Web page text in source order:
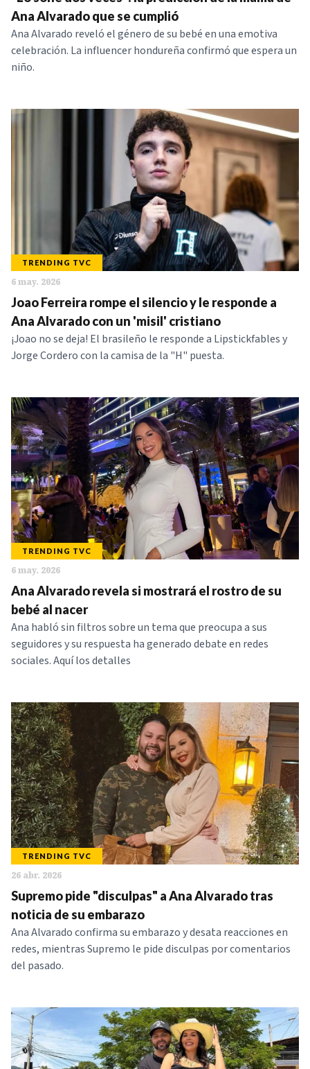
NOTICIAS
SERIES
Ana Alvarado que se cumplió
Ana Alvarado reveló el género de su bebé en una emotiva
celebración. La influencer hondureña confirmó que espera un
niño.
TRENDING TVC
6 may. 2026
Joao Ferreira rompe el silencio y le responde a
Ana Alvarado con un 'misil' cristiano
¡Joao no se deja! El brasileño le responde a Lipstickfables y
Jorge Cordero con la camisa de la "H" puesta.
TRENDING TVC
6 may. 2026
Ana Alvarado revela si mostrará el rostro de su
bebé al nacer
Ana habló sin filtros sobre un tema que preocupa a sus
seguidores y su respuesta ha generado debate en redes
sociales. Aquí los detalles
TRENDING TVC
26 abr. 2026
Supremo pide "disculpas" a Ana Alvarado tras
noticia de su embarazo
Ana Alvarado confirma su embarazo y desata reacciones en
redes, mientras Supremo le pide disculpas por comentarios
del pasado.